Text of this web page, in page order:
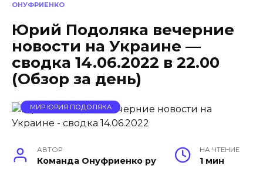
ОНУФРИЕНКО
Юрий Подоляка вечерние
новости на Украине —
сводка 14.06.2022 в 22.00
(Обзор за день)
МИР ЮРИЯ ПОДОЛЯКА
АВТОР
Команда Онуфриенко ру
НА ЧТЕНИЕ
1 мин